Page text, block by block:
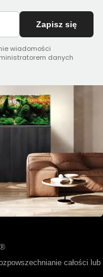
Zapisz się
wiadomości
danych
całości lub